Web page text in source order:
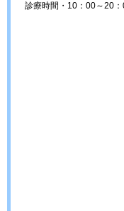
診療時間・10：00～20：